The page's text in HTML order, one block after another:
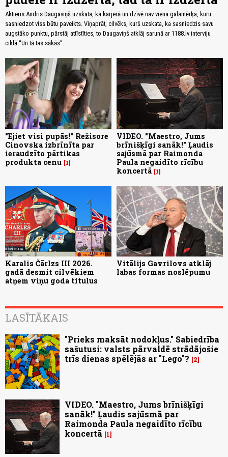
Aktieris Andris Daugaviņš uzskata, ka karjerā un dzīvē nav viena galamērķa, kuru
sasniedzot viss būtu paveikts. Viņaprāt, cilvēks, kurš uzskata, ka sasniedzis savu
augstāko punktu, pārstāj attīstīties, to Daugaviņš atklāj sarunā ar 1188.lv interviju
ciklā “Un tā tas sākās”.
"Ejiet visi pupās!" Režisore
Cinovska izbrīnīta par
ieraudzīto pārtikas
produkta cenu 1
VIDEO. "Maestro, Jums
brīnišķīgi sanāk!" Ļaudis
sajūsmā par Raimonda
Paula negaidīto rīcību
koncertā 1
Karalis Čārlzs III 2026.
gadā desmit cilvēkiem
atņem viņu goda titulus
Vitālijs Gavrilovs atklāj
labas formas noslēpumu
LASĪTĀKAIS
"Prieks maksāt nodokļus." Sabiedrība
sašutusi: valsts pārvaldē strādājošie
trīs dienas spēlējās ar "Lego"?
2
VIDEO. "Maestro, Jums brīnišķīgi
sanāk!" Ļaudis sajūsmā par
Raimonda Paula negaidīto rīcību
koncertā
1